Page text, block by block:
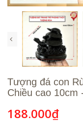
Tượng đá con
Chiều cao 10cm
188.000₫